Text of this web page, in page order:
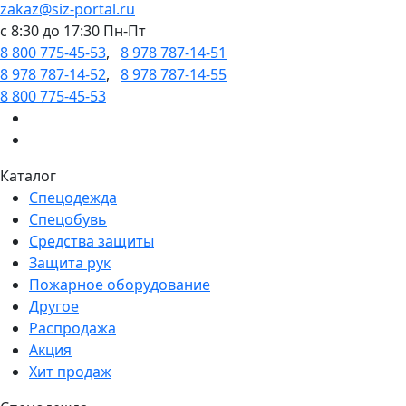
zakaz@siz-portal.ru
c 8:30 до 17:30 Пн-Пт
8 800 775-45-53, 8 978 787-14-51
8 978 787-14-52, 8 978 787-14-55
8 800 775-45-53
Каталог
Спецодежда
Спецобувь
Средства защиты
Защита рук
Пожарное оборудование
Другое
Распродажа
Акция
Хит продаж